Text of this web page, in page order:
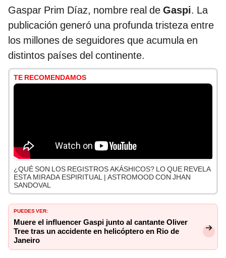
Gaspar Prim Díaz, nombre real de Gaspi. La
publicación generó una profunda tristeza entre
los millones de seguidores que acumula en
distintos países del continente.
TE RECOMENDAMOS
¿QUÉ SON LOS REGISTROS AKÁSHICOS? LO QUE REVELA
ESTA MIRADA ESPIRITUAL | ASTROMOOD CON JHAN
SANDOVAL
PUEDES VER:
Muere el influencer Gaspi junto al cantante Oliver
Tree tras un accidente en helicóptero en Rio de
Janeiro